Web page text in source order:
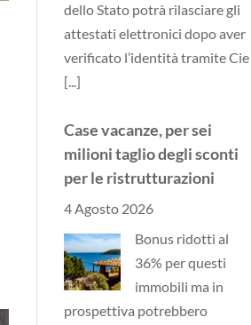
dello Stato potrà rilasciare gli
attestati elettronici dopo aver
verificato l’identità tramite Cie
[...]
Case vacanze, per sei
milioni taglio degli sconti
per le ristrutturazioni
4 Agosto 2026
Bonus ridotti al
36% per questi
immobili ma in
prospettiva potrebbero